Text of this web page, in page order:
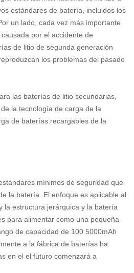
estándares de batería, incluidos los
un lado, cada vez más importante
por el accidente de
de litio de segunda generación
los problemas del pasado
las baterías de litio secundarias,
la tecnología de carga de la
de baterías recargables de la
mínimos de seguridad que
la batería. El enfoque es aplicable al
la estructura jerárquica y la batería
para alimentar como una pequeña
de capacidad de 100 5000mAh
a la fábrica de baterías ha
en el el futuro comenzará a